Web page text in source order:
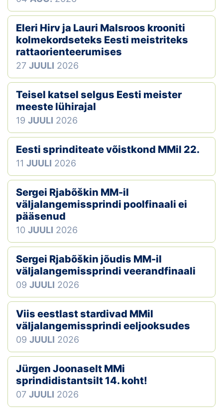
Eleri Hirv ja Lauri Malsroos krooniti
kolmekordseteks Eesti meistriteks
rattaorienteerumises
27 JUULI 2026
Teisel katsel selgus Eesti meister
meeste lühirajal
19 JUULI 2026
Eesti sprinditeate võistkond MMil 22.
11 JUULI 2026
Sergei Rjabõškin MM-il
väljalangemissprindi poolfinaali ei
pääsenud
10 JUULI 2026
Sergei Rjabõškin jõudis MM-il
väljalangemissprindi veerandfinaali
09 JUULI 2026
Viis eestlast stardivad MMil
väljalangemissprindi eeljooksudes
09 JUULI 2026
Jürgen Joonaselt MMi
sprindidistantsilt 14. koht!
07 JUULI 2026